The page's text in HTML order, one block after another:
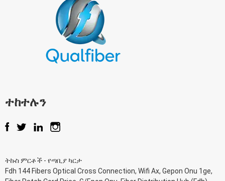
ተከተሉን
ትኩስ ምርቶች - የጣቢያ ካርታ
Fdh 144 Fibers Optical Cross Connection, Wifi Ax, Gepon Onu 1ge,